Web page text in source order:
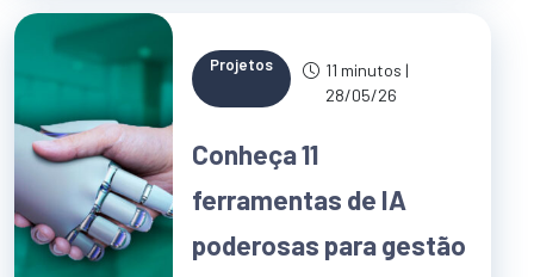
Projetos
11 minutos |
28/05/26
Conheça 11
ferramentas de IA
poderosas para gestão